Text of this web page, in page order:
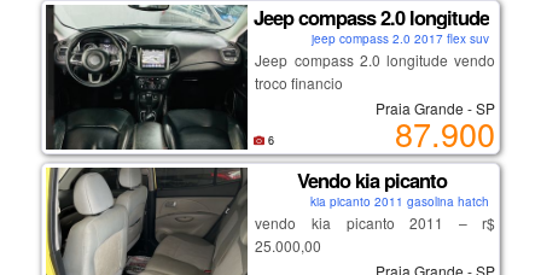
Jeep compass 2.0 longitude
jeep compass 2.0 2017 flex suv
Jeep compass 2.0 longitude vendo
troco financio
Praia Grande - SP
87.900
6
Vendo kia picanto
kia picanto 2011 gasolina hatch
vendo kia picanto 2011 – r$
25.000,00
Praia Grande - SP